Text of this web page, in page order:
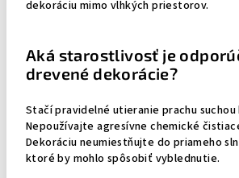
dekoráciu mimo vlhkých priestorov.
Aká starostlivosť je
drevené dekorácie?
Stačí pravidelné utieranie prachu suchou
Nepoužívajte agresívne chemické
Dekoráciu neumiestňujte do priameho
ktoré by mohlo spôsobiť vyblednutie.